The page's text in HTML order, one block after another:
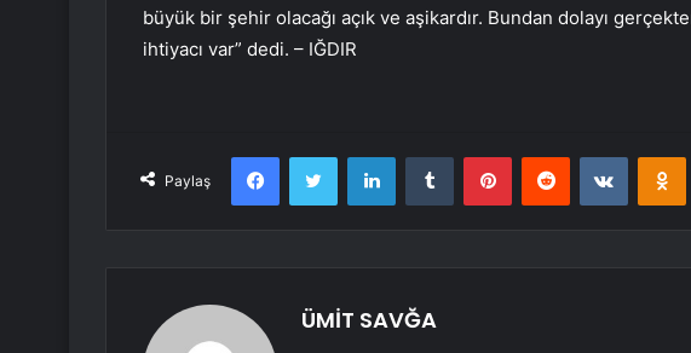
büyük bir şehir olacağı açık ve aşikardır. Bundan dolayı
ihtiyacı var” dedi. – IĞDIR
Paylaş
FacebookTwitter LinkedInTumblr PinterestReddit
ÜMİT SAVĞA